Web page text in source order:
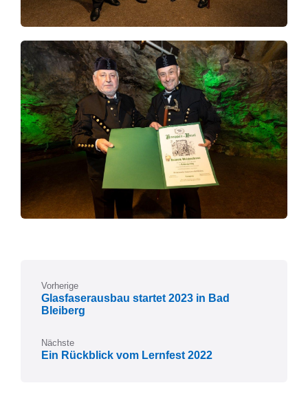
Vorherige
Glasfaserausbau startet 2023 in Bad
Bleiberg
Nächste
Ein Rückblick vom Lernfest 2022